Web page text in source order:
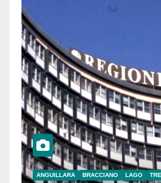
ANGUILLARA BRACCIANO LAGO